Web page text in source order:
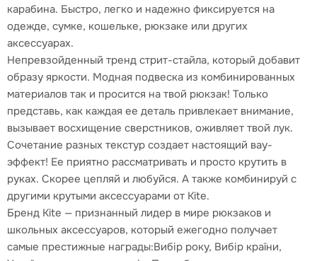
карабина. Быстро, легко и надежно фиксируется на
одежде, сумке, кошельке, рюкзаке или других
аксессуарах.
Непревзойденный тренд стрит-стайла, который добавит
образу яркости. Модная подвеска из комбинированных
материалов так и просится на твой рюкзак! Только
представь, как каждая ее деталь привлекает внимание,
вызывает восхищение сверстников, оживляет твой лук.
Сочетание разных текстур создает настоящий вау-
эффект! Ее приятно рассматривать и просто крутить в
руках. Скорее цепляй и любуйся. А также комбинируй с
другими крутыми аксессуарами от Kite.
Бренд Kite — признанный лидер в мире рюкзаков и
школьных аксессуаров, который ежегодно получает
самые престижные награды:Вибір року, Вибір країни,